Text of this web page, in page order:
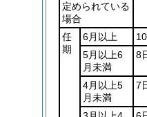
定められている
場合
任
期
6月以上
5月以上6
月未満
8
4月以上5
月未満
7